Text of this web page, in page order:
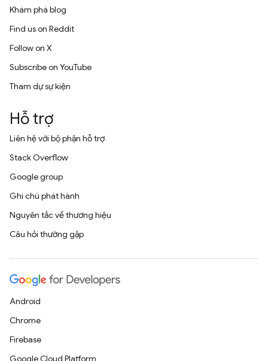
Khám phá blog
Find us on Reddit
Follow on X
Subscribe on YouTube
Tham dự sự kiện
Hỗ trợ
Liên hệ với bộ phận hỗ trợ
Stack Overflow
Google group
Ghi chú phát hành
Nguyên tắc về thương hiệu
Câu hỏi thường gặp
Android
Chrome
Firebase
Google Cloud Platform